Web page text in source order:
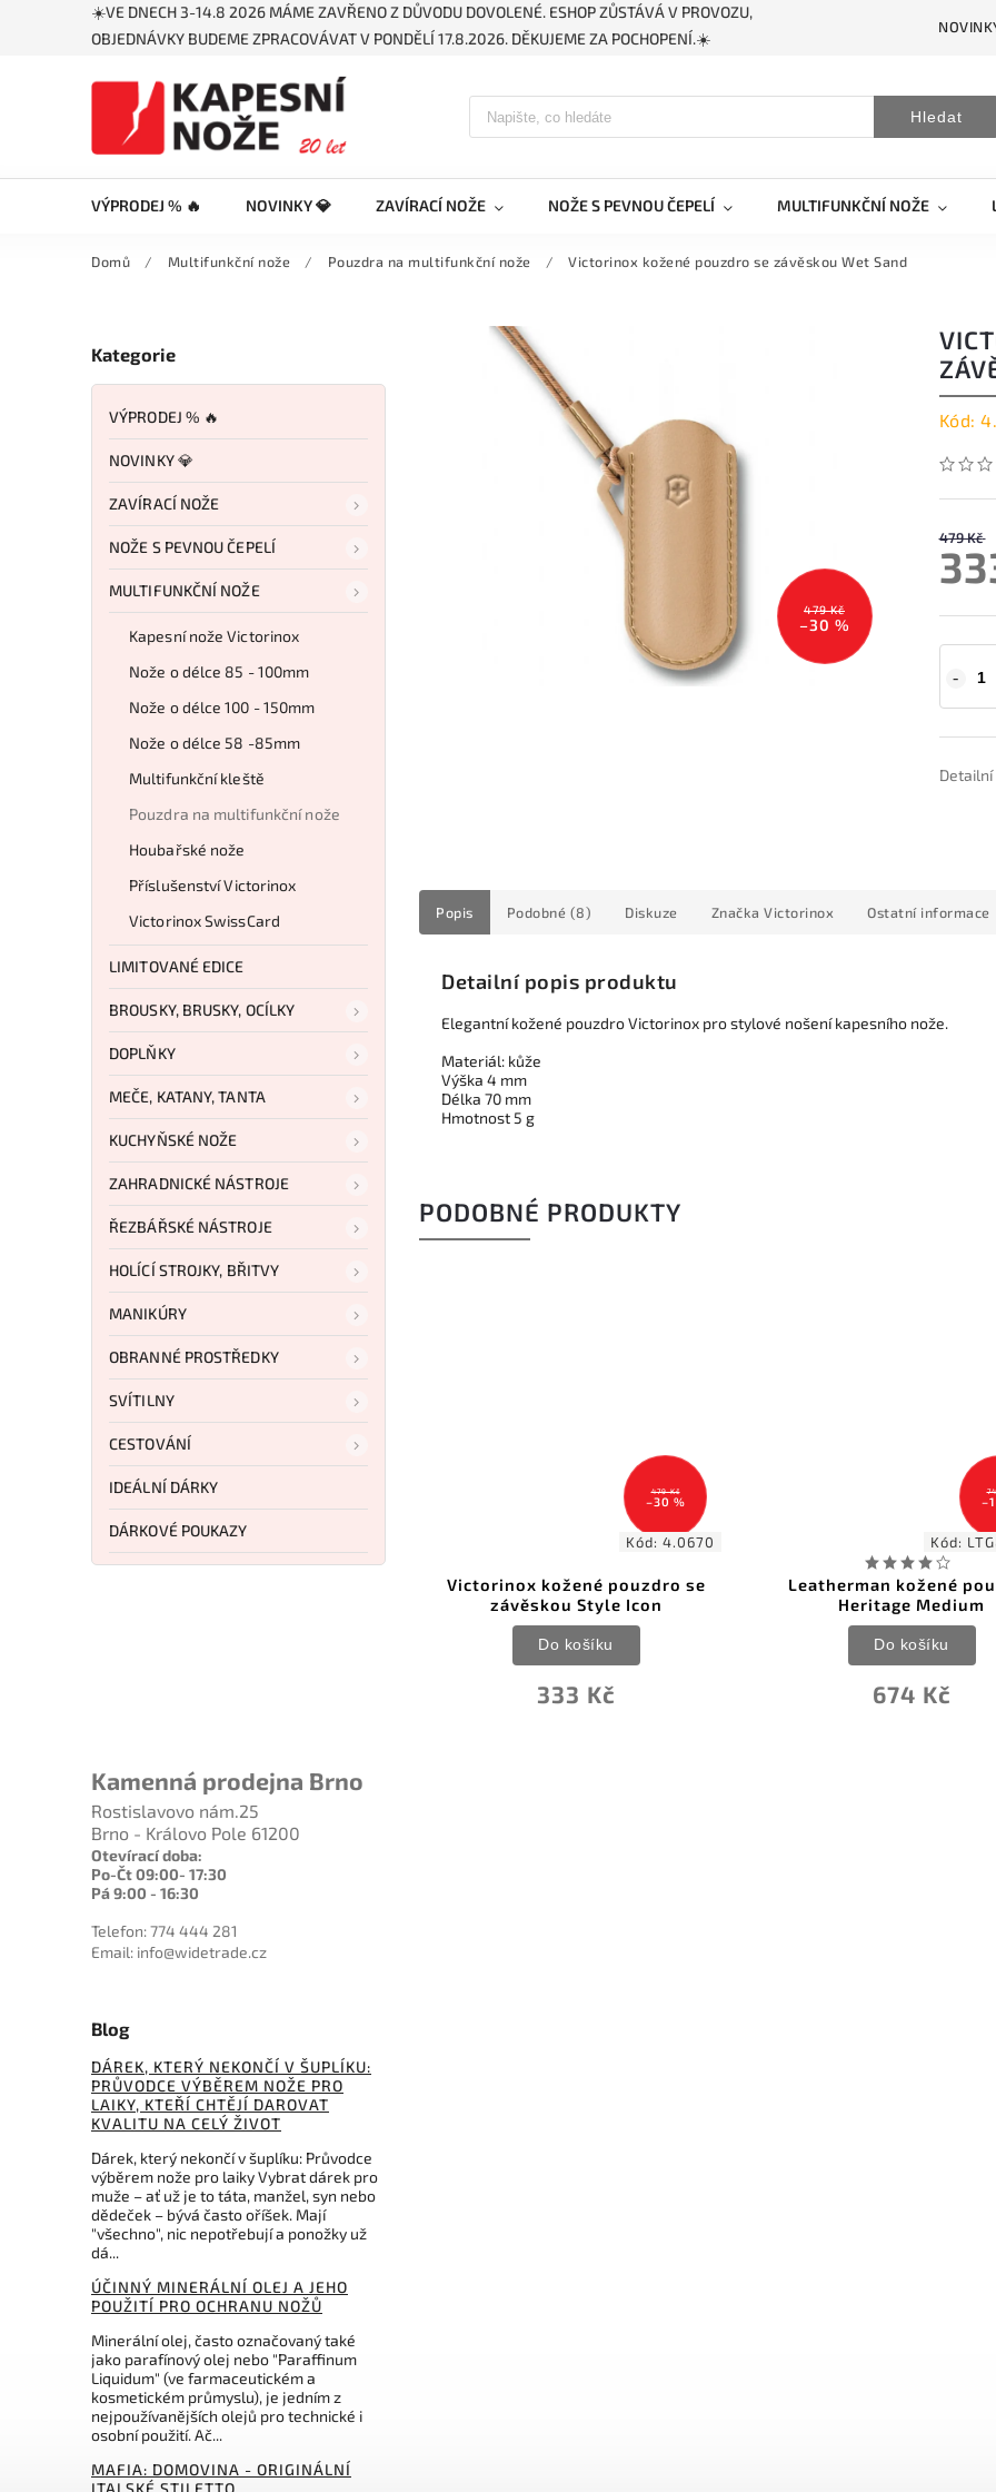
☀️VE DNECH 3-14.8 2026 MÁME ZAVŘENO Z DŮVODU DOVOLENÉ. ESHOP ZŮSTÁVÁ V PROVOZU,
OBJEDNÁVKY BUDEME ZPRACOVÁVAT V PONDĚLÍ 17.8.2026. DĚKUJEME ZA POCHOPENÍ.☀️
Hledat
VÝPRODEJ % 🔥 NOVINKY 💎 ZAVÍRACÍ NOŽE NOŽE S PEVNOU ČEPELÍ MULTIFUNKČNÍ NOŽE
Domů / Multifunkční nože / Pouzdra na multifunkční nože / Victorinox kožené pouzdro se závěskou Wet Sand
Kategorie
VÝPRODEJ % 🔥
NOVINKY 💎
ZAVÍRACÍ NOŽE
NOŽE S PEVNOU ČEPELÍ
MULTIFUNKČNÍ NOŽE
Kapesní nože Victorinox
Nože o délce 85 - 100mm
Nože o délce 100 - 150mm
Nože o délce 58 -85mm
Multifunkční kleště
Pouzdra na multifunkční nože
Houbařské nože
Příslušenství Victorinox
Victorinox SwissCard
LIMITOVANÉ EDICE
BROUSKY, BRUSKY, OCÍLKY
DOPLŇKY
MEČE, KATANY, TANTA
KUCHYŇSKÉ NOŽE
ZAHRADNICKÉ NÁSTROJE
ŘEZBÁŘSKÉ NÁSTROJE
HOLÍCÍ STROJKY, BŘITVY
MANIKÚRY
OBRANNÉ PROSTŘEDKY
SVÍTILNY
CESTOVÁNÍ
IDEÁLNÍ DÁRKY
DÁRKOVÉ POUKAZY
Kamenná prodejna Brno
Rostislavovo nám.25
Brno - Královo Pole 61200
Otevírací doba:
Po-Čt 09:00- 17:30
Pá 9:00 - 16:30
Telefon: 774 444 281
Email: info@widetrade.cz
Blog
DÁREK, KTERÝ NEKONČÍ V ŠUPLÍKU:
PRŮVODCE VÝBĚREM NOŽE PRO
LAIKY, KTEŘÍ CHTĚJÍ DAROVAT
KVALITU NA CELÝ ŽIVOT
Dárek, který nekončí v šuplíku: Průvodce
výběrem nože pro laiky Vybrat dárek pro
muže – ať už je to táta, manžel, syn nebo
dědeček – bývá často oříšek. Mají
"všechno", nic nepotřebují a ponožky už
dá...
ÚČINNÝ MINERÁLNÍ OLEJ A JEHO
POUŽITÍ PRO OCHRANU NOŽŮ
Minerální olej, často označovaný také
jako parafínový olej nebo "Paraffinum
Liquidum" (ve farmaceutickém a
kosmetickém průmyslu), je jedním z
nejpoužívanějších olejů pro technické i
osobní použití. Ač...
MAFIA: DOMOVINA - ORIGINÁLNÍ
ITALSKÉ STILETTO
479 Kč
–30 %
Kód:
479 Kč
Popis Podobné (8) Diskuze Značka Victorinox Ostatní informace
Detailní popis produktu
Elegantní kožené pouzdro Victorinox pro stylové nošení kapesního nože.
Materiál: kůže
Výška 4 mm
Délka 70 mm
Hmotnost 5 g
PODOBNÉ PRODUKTY
749 Kč
–10 %
Kód:LTG832594
Leatherman kožené pouzdro
Heritage Medium
674 Kč
Do košíku
Kód:
Leatherman nylonové
Bronze Large
495 Kč
Do košíku